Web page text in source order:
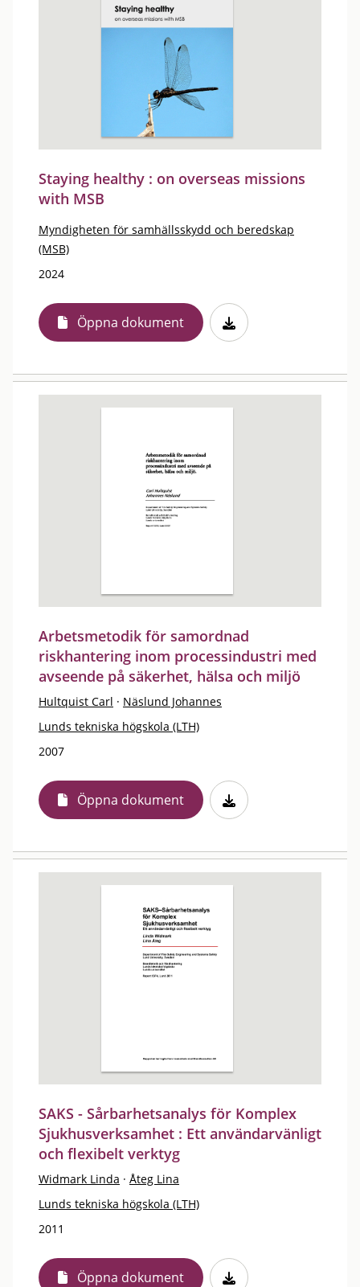
Staying healthy : on overseas missions
with MSB
Myndigheten för samhällsskydd och beredskap
(MSB)
2024
Öppna dokument
Arbetsmetodik för samordnad
riskhantering inom processindustri med
avseende på säkerhet, hälsa och miljö
Hultquist Carl · Näslund Johannes
Lunds tekniska högskola (LTH)
2007
Öppna dokument
SAKS - Sårbarhetsanalys för Komplex
Sjukhusverksamhet : Ett användarvänligt
och flexibelt verktyg
Widmark Linda · Åteg Lina
Lunds tekniska högskola (LTH)
2011
Öppna dokument